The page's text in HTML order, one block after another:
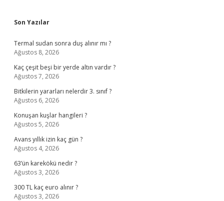
Sidebar
Son Yazılar
Termal sudan sonra duş alınır mı ?
Ağustos 8, 2026
Kaç çeşit beşi bir yerde altın vardır ?
Ağustos 7, 2026
Bitkilerin yararları nelerdir 3. sınıf ?
Ağustos 6, 2026
Konuşan kuşlar hangileri ?
Ağustos 5, 2026
Avans yıllık izin kaç gün ?
Ağustos 4, 2026
63’ün karekökü nedir ?
Ağustos 3, 2026
300 TL kaç euro alınır ?
Ağustos 3, 2026